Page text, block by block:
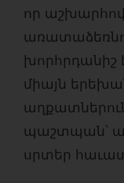
որ աշխարհով
խորհրդանիշ
միայն
պաշտպան՝
սրտեր